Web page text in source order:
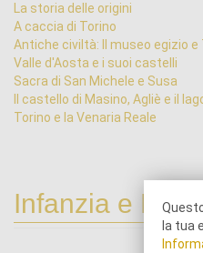
La storia delle origini
A caccia di Torino
Antiche civiltà: Il museo egizio e
Valle d'Aosta e i suoi castelli
Sacra di San Michele e Susa
Il castello di Masino, Agliè e il
Torino e la Venaria Reale
Infanzia e
la tua